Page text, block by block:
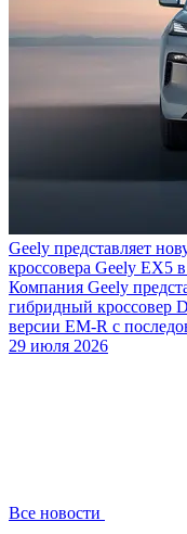
Geely представляет
кроссовера Geely EX5
Компания Geely
гибридный кроссовер
версии EM-R с
29 июля 2026
Все новости